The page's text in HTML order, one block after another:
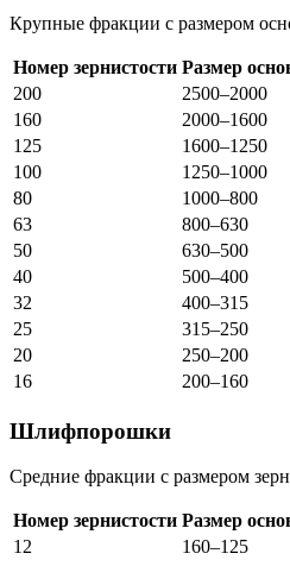
Крупные фракции с размером
Номер зернистости Размер
200
2500–2000
160
2000–1600
125
1600–1250
100
1250–1000
80
1000–800
63
800–630
50
630–500
40
500–400
32
400–315
25
315–250
20
250–200
16
200–160
Шлифпорошки
Средние фракции с размером
Номер зернистости Размер
12
160–125